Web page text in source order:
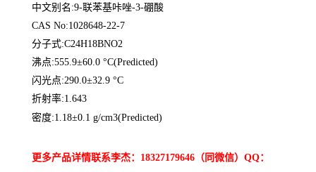
中文别名:9-联苯基咔唑-3-硼酸
CAS No:1028648-22-7
分子式:C24H18BNO2
沸点:555.9±60.0 °C(Predicted)
闪光点:290.0±32.9 °C
折射率:1.643
密度:1.18±0.1 g/cm3(Predicted)
更多产品详情联系李杰：18327179646（同微信）QQ：